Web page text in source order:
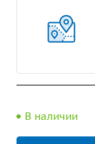
В наличии